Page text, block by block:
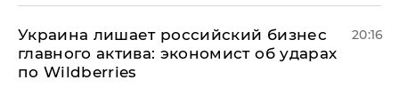
​Украина лишает российский бизнес
главного актива: экономист об ударах
по Wildberries
20:16